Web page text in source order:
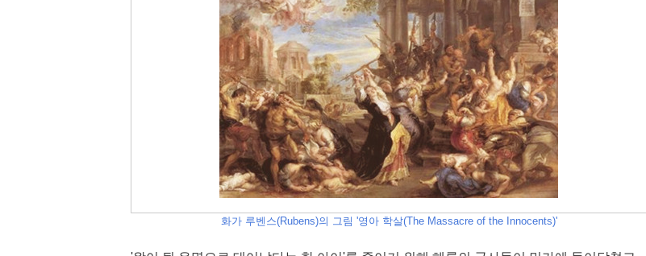
화가 루벤스(Rubens)의 그림 '영아 학살(The Massacre of the Innocents)'